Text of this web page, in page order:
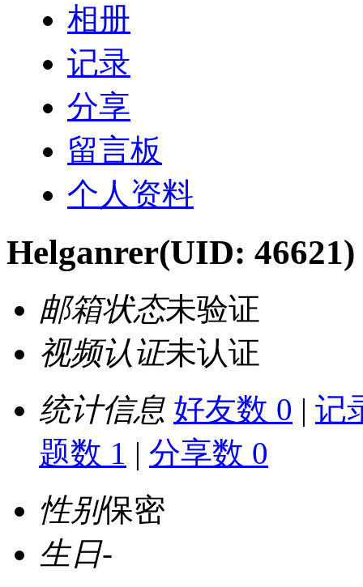
相册
记录
分享
留言板
个人资料
Helganrer(UID: 46621)
邮箱状态未验证
视频认证未认证
统计信息 好友数 0 | 记
题数 1 | 分享数 0
性别保密
生日-